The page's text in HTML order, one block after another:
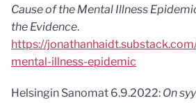
Cause of the Mental Illness
the Evidence.
https://
mental-illness-epidemic
Helsingin Sanomat 6.9.2022: On